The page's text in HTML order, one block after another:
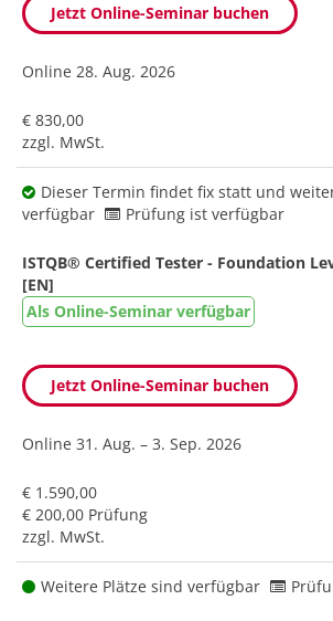
Jetzt Online-Seminar buchen
Online 28. Aug. 2026
€ 830,00
zzgl. MwSt.
Dieser Termin findet fix statt und
verfügbar
Prüfung ist verfügbar
ISTQB® Certified Tester - Foundation
[EN]
Als Online-Seminar verfügbar
Jetzt Online-Seminar buchen
Online 31. Aug. – 3. Sep. 2026
€ 1.590,00
€ 200,00 Prüfung
zzgl. MwSt.
Weitere Plätze sind verfügbar